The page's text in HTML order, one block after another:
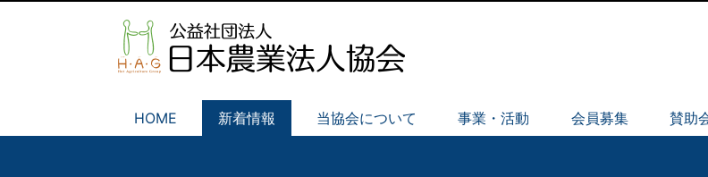
HOME 新着情報 当協会について 事業・活動 会員募集 賛助